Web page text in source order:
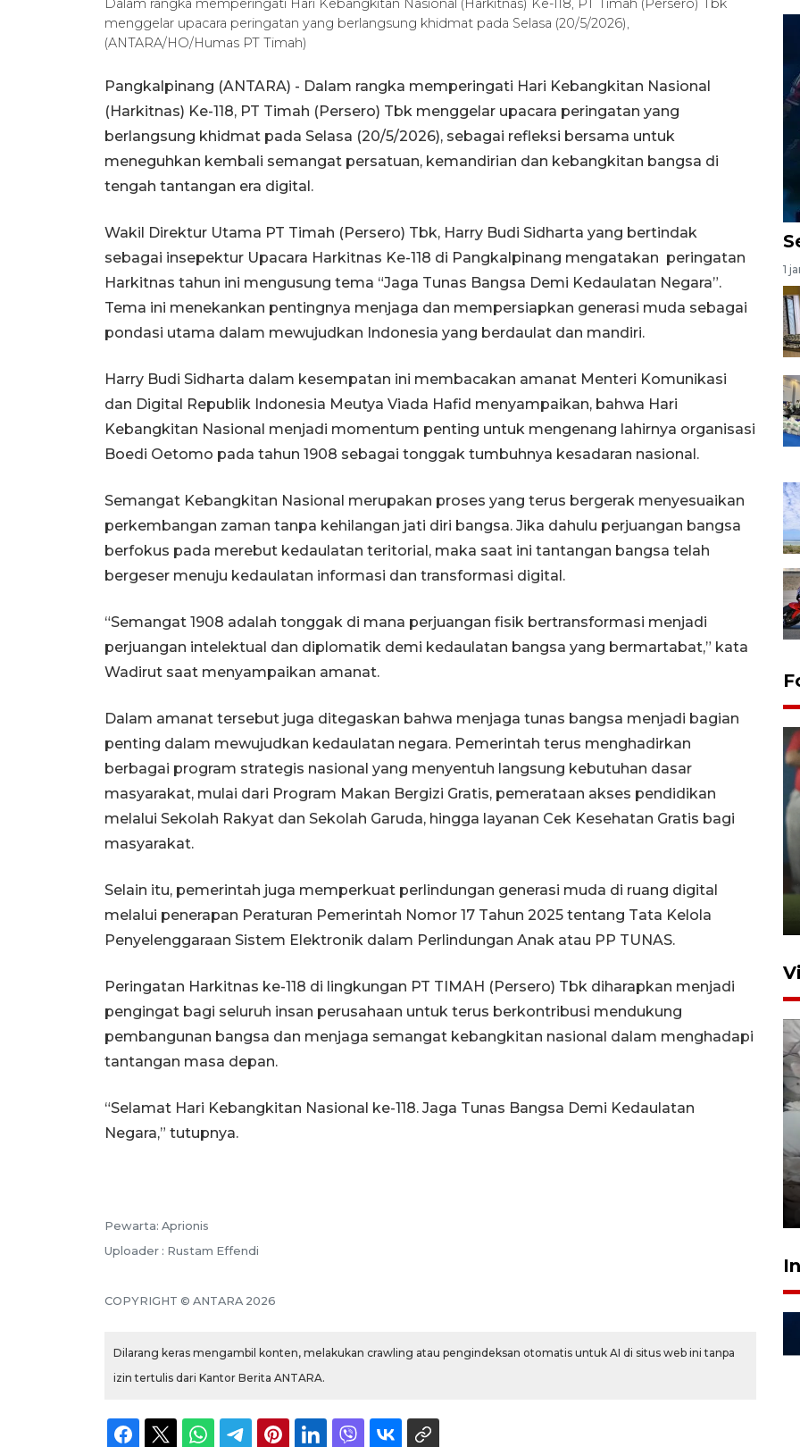
Dalam rangka memperingati Hari Kebangkitan Nasional (Harkitnas) Ke-118, PT Timah (Persero) Tbk
menggelar upacara peringatan yang berlangsung khidmat pada Selasa (20/5/2026),
(ANTARA/HO/Humas PT Timah)
Pangkalpinang (ANTARA) - Dalam rangka memperingati Hari Kebangkitan Nasional
(Harkitnas) Ke-118, PT Timah (Persero) Tbk menggelar upacara peringatan yang
berlangsung khidmat pada Selasa (20/5/2026), sebagai refleksi bersama untuk
meneguhkan kembali semangat persatuan, kemandirian dan kebangkitan bangsa di
tengah tantangan era digital.
Wakil Direktur Utama PT Timah (Persero) Tbk, Harry Budi Sidharta yang bertindak
sebagai insepektur Upacara Harkitnas Ke-118 di Pangkalpinang mengatakan peringatan
Harkitnas tahun ini mengusung tema “Jaga Tunas Bangsa Demi Kedaulatan Negara”.
Tema ini menekankan pentingnya menjaga dan mempersiapkan generasi muda sebagai
pondasi utama dalam mewujudkan Indonesia yang berdaulat dan mandiri.
Harry Budi Sidharta dalam kesempatan ini membacakan amanat Menteri Komunikasi
dan Digital Republik Indonesia Meutya Viada Hafid menyampaikan, bahwa Hari
Kebangkitan Nasional menjadi momentum penting untuk mengenang lahirnya organisasi
Boedi Oetomo pada tahun 1908 sebagai tonggak tumbuhnya kesadaran nasional.
Semangat Kebangkitan Nasional merupakan proses yang terus bergerak menyesuaikan
perkembangan zaman tanpa kehilangan jati diri bangsa. Jika dahulu perjuangan bangsa
berfokus pada merebut kedaulatan teritorial, maka saat ini tantangan bangsa telah
bergeser menuju kedaulatan informasi dan transformasi digital.
“Semangat 1908 adalah tonggak di mana perjuangan fisik bertransformasi menjadi
perjuangan intelektual dan diplomatik demi kedaulatan bangsa yang bermartabat,” kata
Wadirut saat menyampaikan amanat.
Dalam amanat tersebut juga ditegaskan bahwa menjaga tunas bangsa menjadi bagian
penting dalam mewujudkan kedaulatan negara. Pemerintah terus menghadirkan
berbagai program strategis nasional yang menyentuh langsung kebutuhan dasar
masyarakat, mulai dari Program Makan Bergizi Gratis, pemerataan akses pendidikan
melalui Sekolah Rakyat dan Sekolah Garuda, hingga layanan Cek Kesehatan Gratis bagi
masyarakat.
Selain itu, pemerintah juga memperkuat perlindungan generasi muda di ruang digital
melalui penerapan Peraturan Pemerintah Nomor 17 Tahun 2025 tentang Tata Kelola
Penyelenggaraan Sistem Elektronik dalam Perlindungan Anak atau PP TUNAS.
Peringatan Harkitnas ke-118 di lingkungan PT TIMAH (Persero) Tbk diharapkan menjadi
pengingat bagi seluruh insan perusahaan untuk terus berkontribusi mendukung
pembangunan bangsa dan menjaga semangat kebangkitan nasional dalam menghadapi
tantangan masa depan.
“Selamat Hari Kebangkitan Nasional ke-118. Jaga Tunas Bangsa Demi Kedaulatan
Negara,” tutupnya.
Pewarta: Aprionis
Uploader : Rustam Effendi
COPYRIGHT © ANTARA 2026
Dilarang keras mengambil konten, melakukan crawling atau pengindeksan otomatis untuk AI di situs web ini tanpa
izin tertulis dari Kantor Berita ANTARA.
1
Sama
22 Juni 2026 16:35